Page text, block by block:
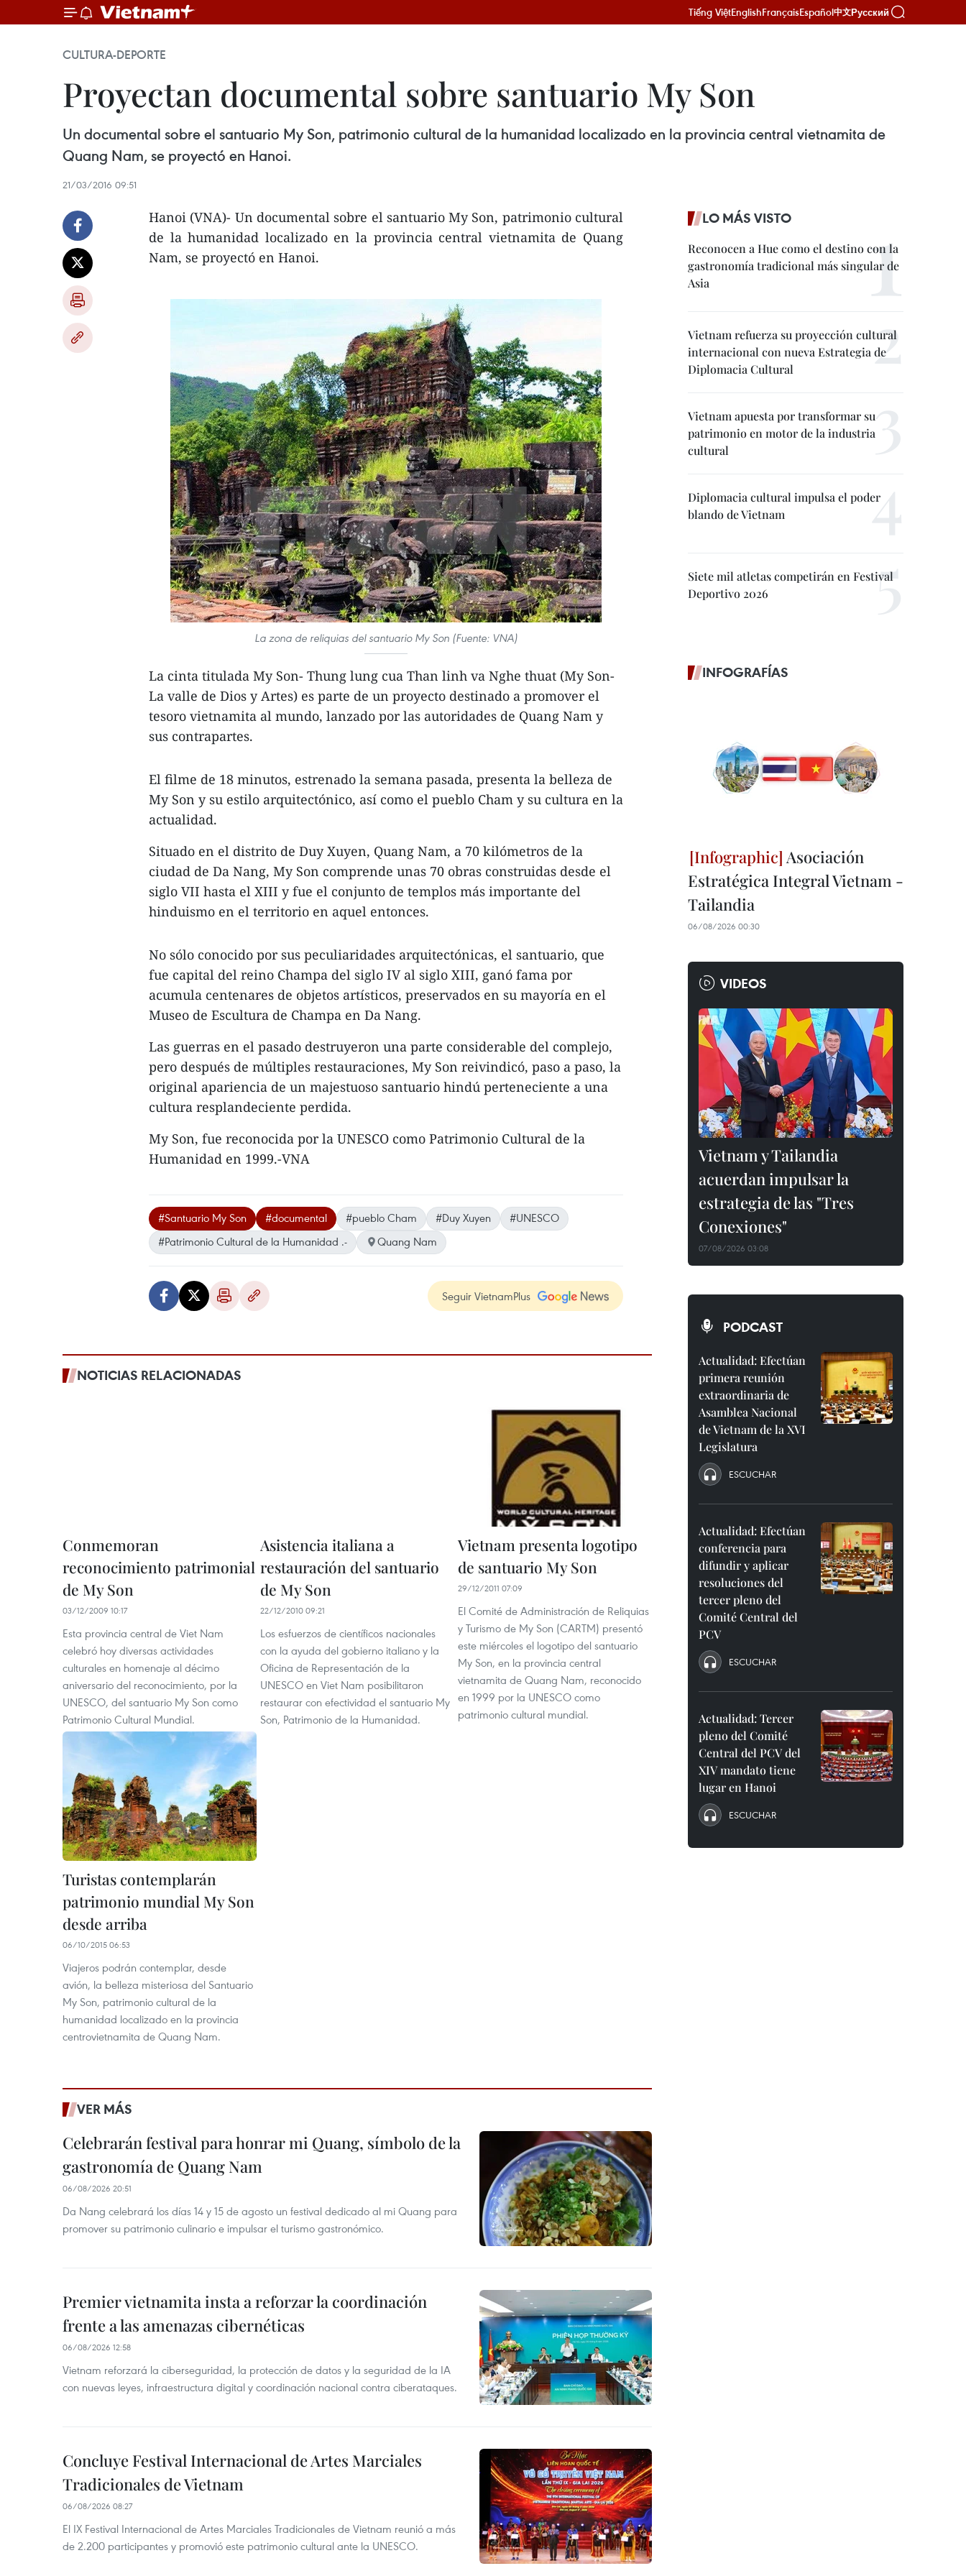
Tiếng ViệtEnglishFrançaisEspañol中文Русский
CULTURA-DEPORTE
Proyectan documental sobre santuario My Son
Un documental sobre el santuario My Son, patrimonio cultural de la humanidad localizado en la provincia central vietnamita de
Quang Nam, se proyectó en Hanoi.
21/03/2016 09:51
Hanoi (VNA)- Un documental sobre el santuario My Son, patrimonio cultural
de la humanidad localizado en la provincia central vietnamita de Quang
Nam, se proyectó en Hanoi.
La zona de reliquias del santuario My Son (Fuente: VNA)
La cinta titulada My Son- Thung lung cua Than linh va Nghe thuat (My Son-
La valle de Dios y Artes) es parte de un proyecto destinado a promover el
tesoro vietnamita al mundo, lanzado por las autoridades de Quang Nam y
sus contrapartes.
El filme de 18 minutos, estrenado la semana pasada, presenta la belleza de
My Son y su estilo arquitectónico, así como el pueblo Cham y su cultura en la
actualidad.
Situado en el distrito de Duy Xuyen, Quang Nam, a 70 kilómetros de la
ciudad de Da Nang, My Son comprende unas 70 obras construidas desde el
siglo VII hasta el XIII y fue el conjunto de templos más importante del
hinduismo en el territorio en aquel entonces.
No sólo conocido por sus peculiaridades arquitectónicas, el santuario, que
fue capital del reino Champa del siglo IV al siglo XIII, ganó fama por
acumula centenares de objetos artísticos, preservados en su mayoría en el
Museo de Escultura de Champa en Da Nang.
Las guerras en el pasado destruyeron una parte considerable del complejo,
pero después de múltiples restauraciones, My Son reivindicó, paso a paso, la
original apariencia de un majestuoso santuario hindú perteneciente a una
cultura resplandeciente perdida.
My Son, fue reconocida por la UNESCO como Patrimonio Cultural de la
Humanidad en 1999.-VNA
#Santuario My Son #documental #pueblo Cham #Duy Xuyen
#UNESCO
#Patrimonio Cultural de la Humanidad .-
Quang Nam
Seguir VietnamPlus
NOTICIAS RELACIONADAS
Conmemoran
reconocimiento patrimonial
de My Son
03/12/2009 10:17
Esta provincia central de Viet Nam
celebró hoy diversas actividades
culturales en homenaje al décimo
aniversario del reconocimiento, por la
UNESCO, del santuario My Son como
Patrimonio Cultural Mundial.
Asistencia italiana a
restauración del santuario
de My Son
22/12/2010 09:21
Los esfuerzos de científicos nacionales
con la ayuda del gobierno italiano y la
Oficina de Representación de la
UNESCO en Viet Nam posibilitaron
restaurar con efectividad el santuario My
Son, Patrimonio de la Humanidad.
Vietnam presenta logotipo
de santuario My Son
29/12/2011 07:09
El Comité de Administración de Reliquias
y Turismo de My Son (CARTM) presentó
este miércoles el logotipo del santuario
My Son, en la provincia central
vietnamita de Quang Nam, reconocido
en 1999 por la UNESCO como
patrimonio cultural mundial.
Turistas contemplarán
patrimonio mundial My Son
desde arriba
06/10/2015 06:53
Viajeros podrán contemplar, desde
avión, la belleza misteriosa del Santuario
My Son, patrimonio cultural de la
humanidad localizado en la provincia
centrovietnamita de Quang Nam.
VER MÁS
Celebrarán festival para honrar mi Quang, símbolo de la
gastronomía de Quang Nam
06/08/2026 20:51
Da Nang celebrará los días 14 y 15 de agosto un festival dedicado al mi Quang para
promover su patrimonio culinario e impulsar el turismo gastronómico.
Premier vietnamita insta a reforzar la coordinación
frente a las amenazas cibernéticas
06/08/2026 12:58
Vietnam reforzará la ciberseguridad, la protección de datos y la seguridad de la IA
con nuevas leyes, infraestructura digital y coordinación nacional contra ciberataques.
Concluye Festival Internacional de Artes Marciales
Tradicionales de Vietnam
06/08/2026 08:27
El IX Festival Internacional de Artes Marciales Tradicionales de Vietnam reunió a más
de 2.200 participantes y promovió este patrimonio cultural ante la UNESCO.
LO MÁS VISTO
Reconocen a Hue como el destino con la
gastronomía tradicional más singular de
Asia
Vietnam refuerza su proyección cultural
internacional con nueva Estrategia de
Diplomacia Cultural
Vietnam apuesta por transformar su
patrimonio en motor de la industria
cultural
Diplomacia cultural impulsa el poder
blando de Vietnam
Siete mil atletas competirán en Festival
Deportivo 2026
INFOGRAFÍAS
Asociación
Estratégica Integral Vietnam -
Tailandia
06/08/2026 00:30
VIDEOS
Vietnam y Tailandia
acuerdan impulsar la
estrategia de las "Tres
Conexiones"
07/08/2026 03:08
PODCAST
Actualidad: Efectúan
primera reunión
extraordinaria de
Asamblea Nacional
de Vietnam de la XVI
Legislatura
ESCUCHAR
Actualidad: Efectúan
conferencia para
difundir y aplicar
resoluciones del
tercer pleno del
Comité Central del
PCV
ESCUCHAR
Actualidad: Tercer
pleno del Comité
Central del PCV del
XIV mandato tiene
lugar en Hanoi
ESCUCHAR